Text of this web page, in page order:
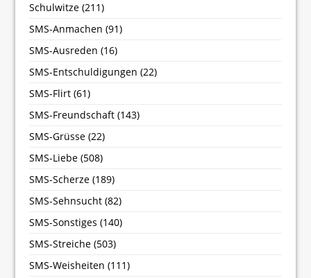
Schulwitze (211)
SMS-Anmachen (91)
SMS-Ausreden (16)
SMS-Entschuldigungen (22)
SMS-Flirt (61)
SMS-Freundschaft (143)
SMS-Grüsse (22)
SMS-Liebe (508)
SMS-Scherze (189)
SMS-Sehnsucht (82)
SMS-Sonstiges (140)
SMS-Streiche (503)
SMS-Weisheiten (111)